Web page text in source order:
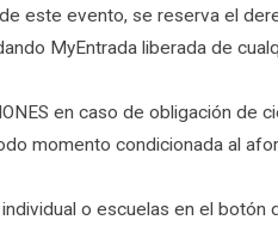
este evento, se reserva el
MyEntrada liberada de
en caso de obligación
momento condicionada al
o escuelas en el botón